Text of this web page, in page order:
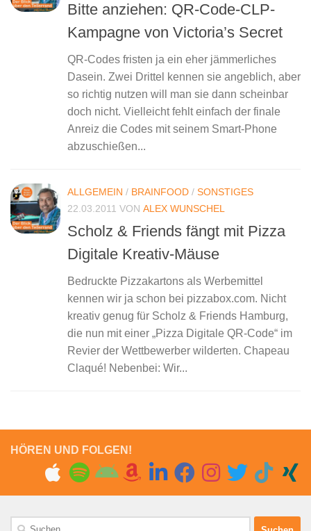
Bitte anziehen: QR-Code-CLP-
Kampagne von Victoria’s Secret
QR-Codes fristen ja ein eher jämmerliches
Dasein. Zwei Drittel kennen sie angeblich, aber
so richtig nutzen will man sie dann scheinbar
doch nicht. Vielleicht fehlt einfach der finale
Anreiz die Codes mit seinem Smart-Phone
abzuschießen...
ALLGEMEIN / BRAINFOOD / SONSTIGES
22.03.2011 VON ALEX WUNSCHEL
Scholz & Friends fängt mit Pizza
Digitale Kreativ-Mäuse
Bedruckte Pizzakartons als Werbemittel
kennen wir ja schon bei pizzabox.com. Nicht
kreativ genug für Scholz & Friends Hamburg,
die nun mit einer „Pizza Digitale QR-Code“ im
Revier der Wettbewerber wilderten. Chapeau
Claqué! Nebenbei: Wir...
HÖREN UND FOLGEN!
Suchen